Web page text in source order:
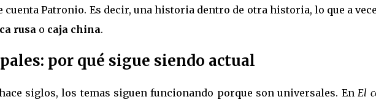
cuenta Patronio. Es decir, una historia dentro de otra historia, lo que a
rusa o caja china.
por qué sigue siendo actual
siglos, los temas siguen funcionando porque son universales. En El